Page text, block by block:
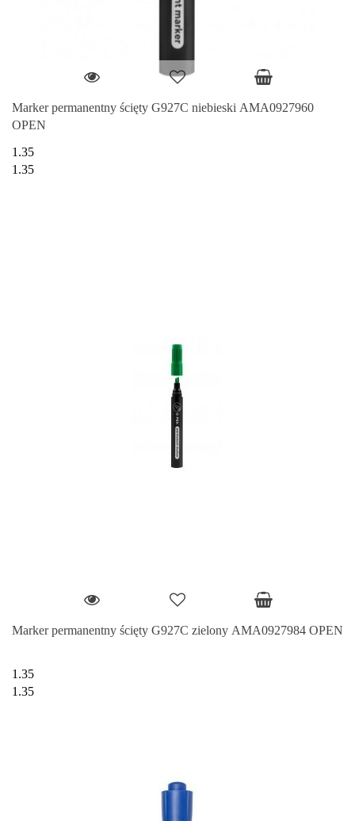
Marker permanentny ścięty G927C niebieski AMA0927960
OPEN
1.35
1.35
Marker permanentny ścięty G927C zielony AMA0927984 OPEN
1.35
1.35